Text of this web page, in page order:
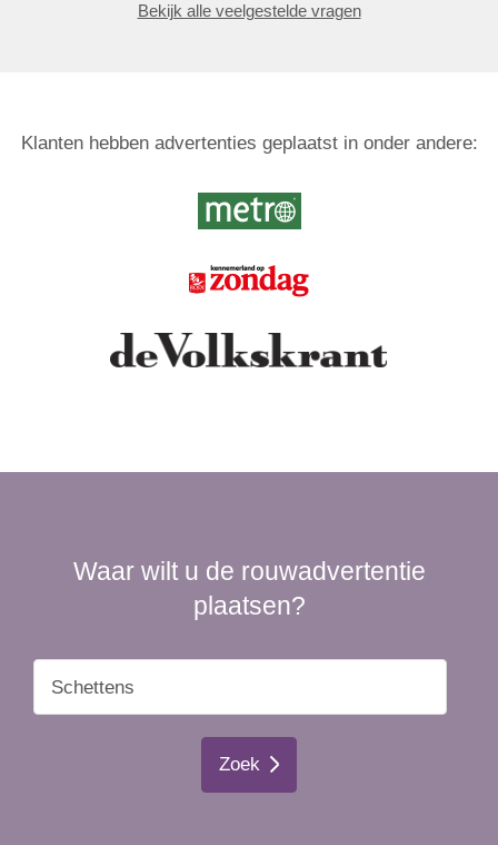
Bekijk alle veelgestelde vragen
Klanten hebben advertenties geplaatst in onder andere:
Waar wilt u de rouwadvertentie
plaatsen?
Zoek